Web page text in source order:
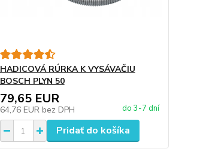
HADICOVÁ RÚRKA K VYSÁVAČIU
BOSCH PLYN 50
79,65 EUR
64,76 EUR bez DPH do 3-7 dní
Pridať do košíka